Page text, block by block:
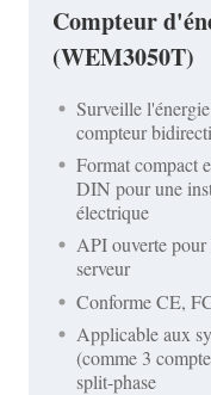
Compteur
(WEM3050T)
Surveille
compteur
Format compact
DIN pour une
électrique
API ouverte
serveur
Conforme CE,
Applicable aux
(comme 3
split-phase